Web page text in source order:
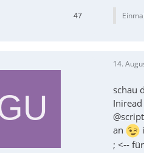
47
14.
schau
Iniread
an
; <--